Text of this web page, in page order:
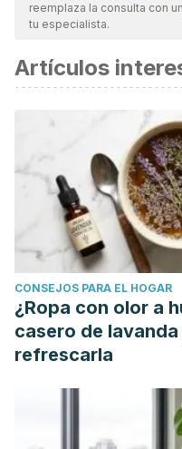
vigencia y validez.La
científica.
Ossa Ramírez, José
Rebelo Quirama, Luz
Los conceptos
revisión de tema.
2005;3(1):27-59.
reemplaza la consulta con
tu especialista.
Artículos
CONSEJOS PARA EL HOGAR
¿Ropa con olor a
casero de
refrescarla